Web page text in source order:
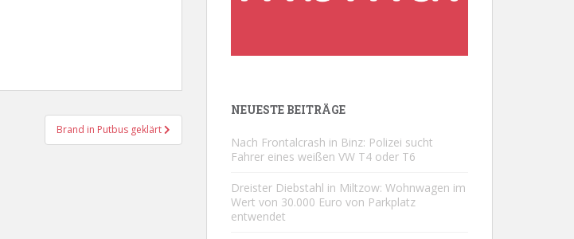
Brand in Putbus geklärt
NEUESTE BEITRÄGE
Nach Frontalcrash in Binz: Polizei sucht
Fahrer eines weißen VW T4 oder T6
Dreister Diebstahl in Miltzow: Wohnwagen im
Wert von 30.000 Euro von Parkplatz
entwendet